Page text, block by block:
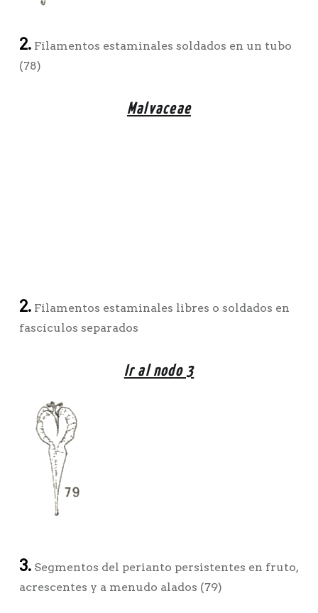
2.Filamentos estaminales soldados en un tubo
(78)
Malvaceae
2.Filamentos estaminales libres o soldados en
fascículos separados
Ir al nodo 3
3.Segmentos del perianto persistentes en fruto,
acrescentes y a menudo alados (79)